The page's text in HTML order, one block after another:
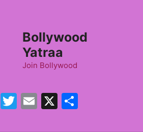
Bollywood
Yatraa
Join Bollywood
Facebook
Twitter
Email
X